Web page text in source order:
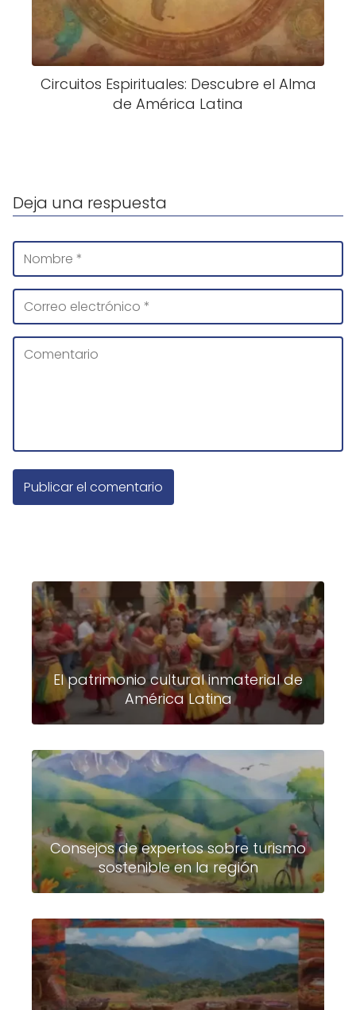
Circuitos Espirituales: Descubre el Alma
de América Latina
Deja una respuesta
El patrimonio cultural inmaterial de
América Latina
Consejos de expertos sobre turismo
sostenible en la región